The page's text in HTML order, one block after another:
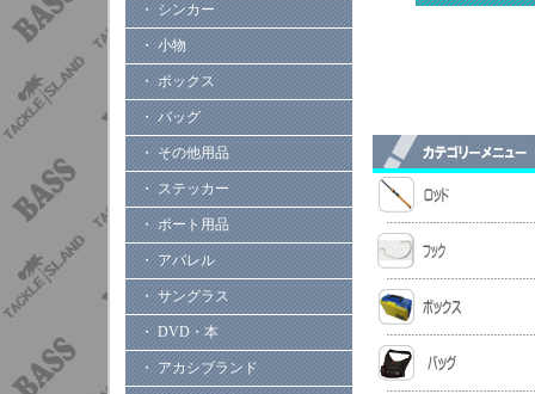
・ シンカー
・ 小物
・ ボックス
・ バッグ
・ その他用品
・ ステッカー
・ ボート用品
・ アパレル
・ サングラス
・ DVD・本
・ アカシブランド